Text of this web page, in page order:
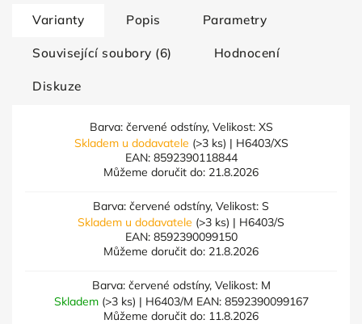
Varianty Popis Parametry
Související soubory (6) Hodnocení
Diskuze
Barva: červené odstíny, Velikost: XS
Skladem u dodavatele (>3 ks) | H6403/XS
EAN: 8592390118844
Můžeme doručit do: 21.8.2026
Barva: červené odstíny, Velikost: S
Skladem u dodavatele (>3 ks) | H6403/S
EAN: 8592390099150
Můžeme doručit do: 21.8.2026
Barva: červené odstíny, Velikost: M
Skladem (>3 ks) | H6403/M EAN: 8592390099167
Můžeme doručit do: 11.8.2026